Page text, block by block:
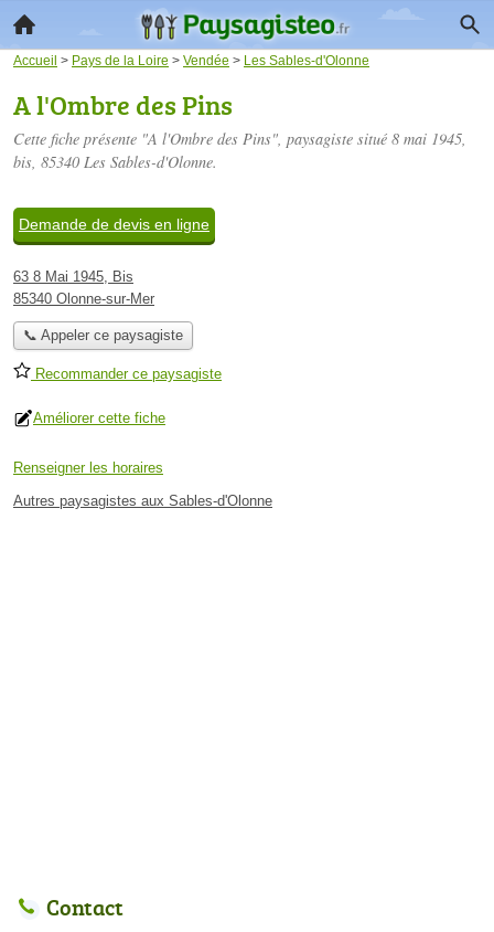
Accueil > Pays de la Loire > Vendée > Les Sables-d'Olonne
A l'Ombre des Pins
Cette fiche présente "A l'Ombre des Pins", paysagiste situé 8 mai 1945,
bis, 85340 Les Sables-d'Olonne.
Demande de devis en ligne
63 8 Mai 1945, Bis
85340 Olonne-sur-Mer
📞 Appeler ce paysagiste
Recommander ce paysagiste
Améliorer cette fiche
Renseigner les horaires
Autres paysagistes aux Sables-d'Olonne
Contact